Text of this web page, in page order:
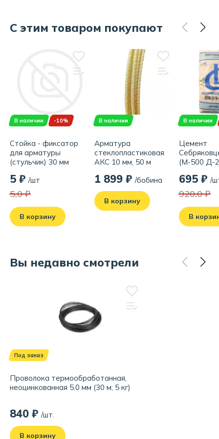
С этим товаром покупают
В наличии -10%
Стойка - фиксатор
для арматуры
(стульчик) 30 мм
5 ₽ /шт
5,0 ₽
В корзину
В наличии
Арматура
стеклопластиковая
АКС 10 мм, 50 м
1 899 ₽ /бобина
В корзину
В наличии
Цемент
(М-500 Д-
695 ₽ /
920,0 ₽
В
Вы недавно смотрели
Под заказ
Проволока термообработанная,
неоцинкованная 5.0 мм (30 м; 5 кг)
840 ₽ /шт.
В корзину